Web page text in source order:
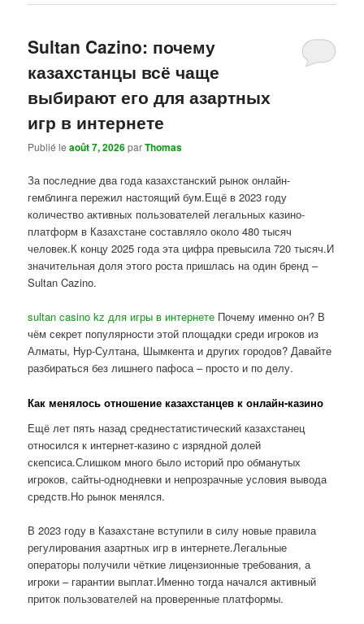
Sultan Cazino: почему
казахстанцы всё чаще
выбирают его для азартных
игр в интернете
Publié leaoût 7, 2026parThomas
За последние два года казахстанский рынок онлайн-
гемблинга пережил настоящий бум.Ещё в 2023 году
количество активных пользователей легальных казино-
платформ в Казахстане составляло около 480 тысяч
человек.К концу 2025 года эта цифра превысила 720 тысяч.И
значительная доля этого роста пришлась на один бренд –
Sultan Cazino.
sultan casino kz для игры в интернете Почему именно он? В
чём секрет популярности этой площадки среди игроков из
Алматы, Нур-Султана, Шымкента и других городов? Давайте
разбираться без лишнего пафоса – просто и по делу.
Как менялось отношение казахстанцев к онлайн-казино
Ещё лет пять назад среднестатистический казахстанец
относился к интернет-казино с изрядной долей
скепсиса.Слишком много было историй про обманутых
игроков, сайты-однодневки и непрозрачные условия вывода
средств.Но рынок менялся.
В 2023 году в Казахстане вступили в силу новые правила
регулирования азартных игр в интернете.Легальные
операторы получили чёткие лицензионные требования, а
игроки – гарантии выплат.Именно тогда начался активный
приток пользователей на проверенные платформы.